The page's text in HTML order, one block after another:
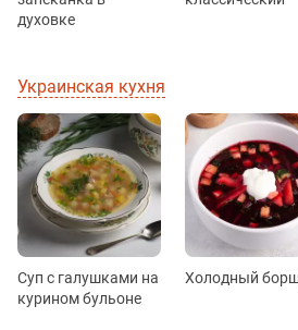
духовке
Украинская кухня
Суп с галушками на
курином бульоне
Холодный